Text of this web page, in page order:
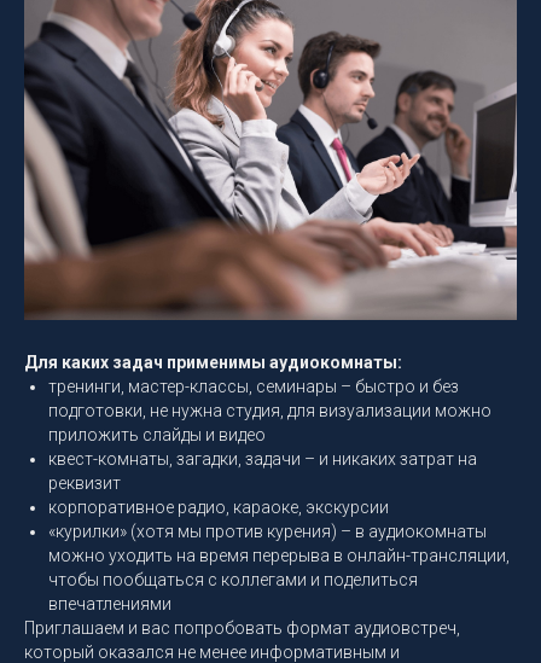
Для каких задач применимы аудиокомнаты:
тренинги, мастер-классы, семинары – быстро и без
подготовки, не нужна студия, для визуализации можно
приложить слайды и видео
квест-комнаты, загадки, задачи – и никаких затрат на
реквизит
корпоративное радио, караоке, экскурсии
«курилки» (хотя мы против курения) – в аудиокомнаты
можно уходить на время перерыва в онлайн-трансляции,
чтобы пообщаться с коллегами и поделиться
впечатлениями
Приглашаем и вас попробовать формат аудиовстреч,
который оказался не менее информативным и